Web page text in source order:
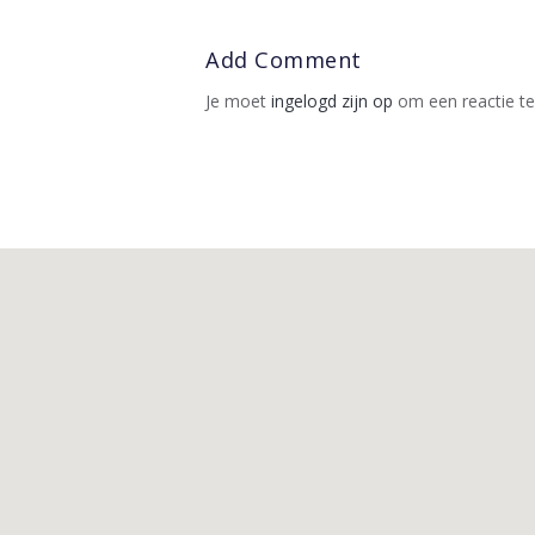
Add Comment
Je moet ingelogd zijn op om een reactie